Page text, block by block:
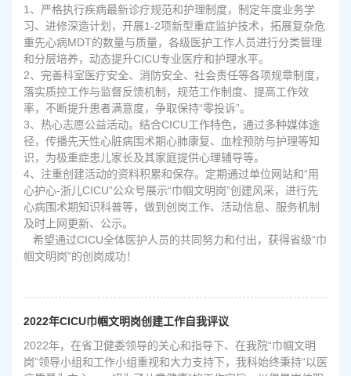
1、严格执行疾病最新诊疗规范和护理制度，制定年度业务学
习、进修深造计划，开展1-2项新型重症监护技术，拓展复杂危
重先心病MDT的数量与质量，各级医护工作人员进行分类管理
和分层培养，动态提升CICU专业医疗和护理水平。
2、完善科室医疗安全、消防安全、社会责任等各项规章制度，
落实质控工作与监督反馈机制，规范工作制度、提高工作效
率，不断提升患者满意度，争取保持“零投诉”。
3、热心志愿公益活动。结合CICU工作特色，通过多种媒体途
径，传播先天性心脏病围术期心肺康复、血栓预防与护理等知
识，为极重症患儿家长及其家庭提供心理辅导等。
4、注重创建活动的资料积累和保存。定期通过单位网站和“用
心护心-浙儿CICU”公众号展示“巾帼文明岗”创建风采，进行先
心病围术期知识科普等，做到创岗工作、活动信息、服务机制
及时上网更新、公示。
希望通过CICU全体医护人员的共同努力和付出，获得省级“巾
帼文明岗”的创岗成功！
2022年CICU巾帼文明岗创建工作自我评议
2022年，在省卫健委领导的关心和指导下、在我院“巾帼文明
岗”领导小组和工作小组重视和大力支持下，我科始终秉持“以医